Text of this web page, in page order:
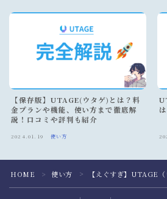
【保存版】UTAGE(ウタゲ)とは？料
金プランや機能、使い方まで徹底解
説！口コミや評判も紹介
2024.01.19 使い方
HOME ＞ 使い方 ＞ 【えぐすぎ】UTAGE